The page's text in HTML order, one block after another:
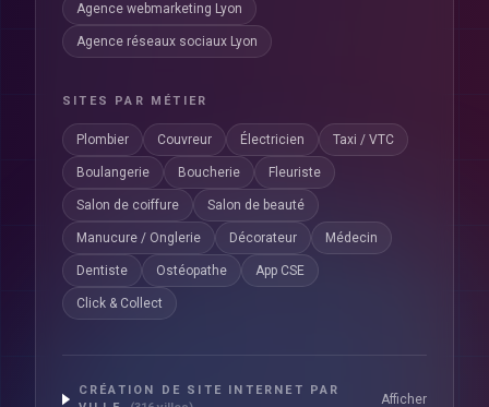
Agence webmarketing Lyon
Agence réseaux sociaux Lyon
SITES PAR MÉTIER
Plombier Couvreur Électricien Taxi / VTC
Boulangerie Boucherie Fleuriste
Salon de coiffure Salon de beauté
Manucure / Onglerie Décorateur Médecin
Dentiste Ostéopathe App CSE
Click & Collect
CRÉATION DE SITE INTERNET PAR
Afficher